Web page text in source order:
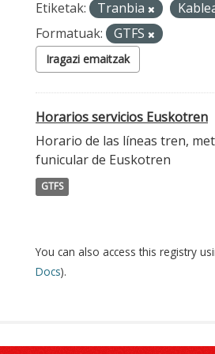
Etiketak: Tranbia
Formatuak:
GTFS
Iragazi emaitzak
Horarios servicios Euskotren
Horario de las líneas tren,
funicular de Euskotren
GTFS
You can also access this registry
Docs).